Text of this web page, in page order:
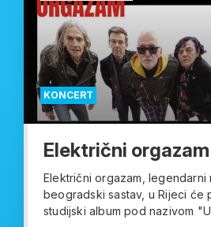
KONCERT
Električni
Električni orgazam, legendarni
beogradski sastav, u Rijeci će
studijski album pod nazivom